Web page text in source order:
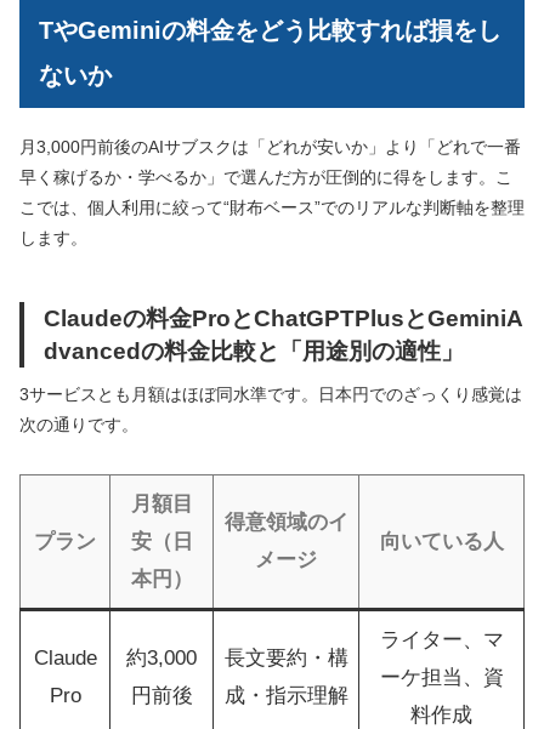
TやGeminiの料金をどう比較すれば損をし
ないか
月3,000円前後のAIサブスクは「どれが安いか」より「どれで一番
早く稼げるか・学べるか」で選んだ方が圧倒的に得をします。こ
こでは、個人利用に絞って“財布ベース”でのリアルな判断軸を整理
します。
Claudeの料金ProとChatGPTPlusとGeminiA
dvancedの料金比較と「用途別の適性」
3サービスとも月額はほぼ同水準です。日本円でのざっくり感覚は
次の通りです。
プラン
月額目
安（日
本円）
得意領域のイ
メージ
向いている人
Claude
Pro
約3,000
円前後
長文要約・構
成・指示理解
ライター、マ
ーケ担当、資
料作成